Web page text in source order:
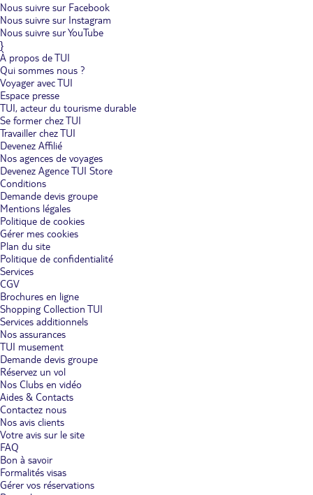
Nous suivre sur Facebook
Nous suivre sur Instagram
Nous suivre sur YouTube
}
À propos de TUI
Qui sommes nous ?
Voyager avec TUI
Espace presse
TUI, acteur du tourisme durable
Se former chez TUI
Travailler chez TUI
Devenez Affilié
Nos agences de voyages
Devenez Agence TUI Store
Conditions
Demande devis groupe
Mentions légales
Politique de cookies
Gérer mes cookies
Plan du site
Politique de confidentialité
Services
CGV
Brochures en ligne
Shopping Collection TUI
Services additionnels
Nos assurances
TUI musement
Demande devis groupe
Réservez un vol
Nos Clubs en vidéo
Aides & Contacts
Contactez nous
Nos avis clients
Votre avis sur le site
FAQ
Bon à savoir
Formalités visas
Gérer vos réservations